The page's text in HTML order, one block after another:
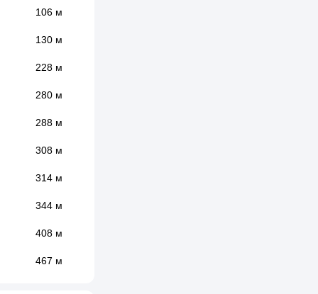
106 м
130 м
228 м
280 м
288 м
308 м
314 м
344 м
408 м
467 м